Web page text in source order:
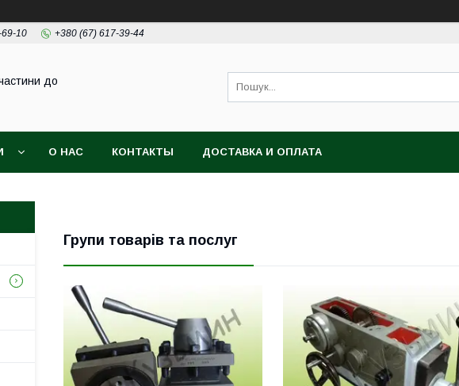
10 +380 (67) 617-39-44
до
О НАС КОНТАКТЫ ДОСТАВКА И ОПЛАТА
Групи товарів та послуг